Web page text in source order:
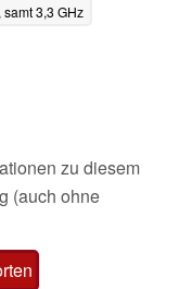
samt 3,3 GHz
zu diesem
(auch ohne